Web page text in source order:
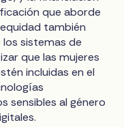
que aborde
también
sistemas de
que las mujeres
incluidas en el
sensibles al género